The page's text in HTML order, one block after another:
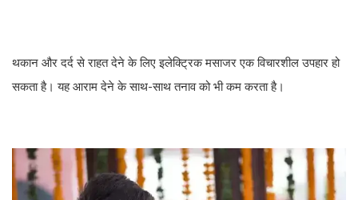
थकान और दर्द से राहत देने के लिए इलेक्ट्रिक मसाजर एक विचारशील उपहार हो
सकता है। यह आराम देने के साथ-साथ तनाव को भी कम करता है।